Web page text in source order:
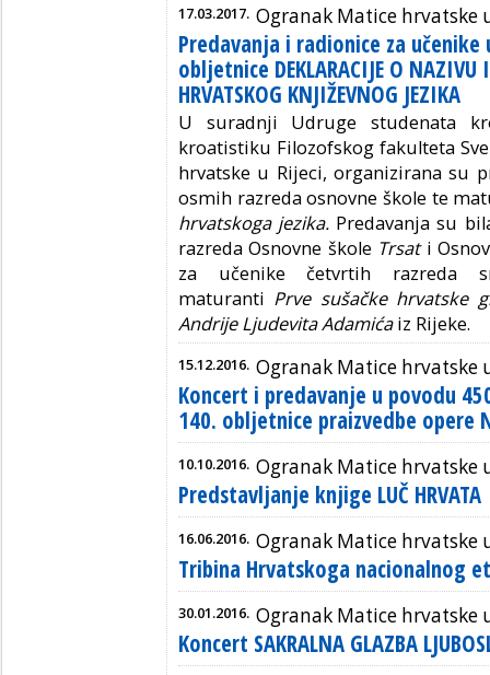
17.03.2017. Ogranak Matice hrvatske
Predavanja i radionice za učenike
obljetnice DEKLARACIJE O NAZIVU
HRVATSKOG KNJIŽEVNOG JEZIKA
U suradnji Udruge studenata
kroatistiku Filozofskog fakulteta
hrvatske u Rijeci, organizirana su
osmih razreda osnovne škole te
hrvatskoga jezika. Predavanja su
razreda Osnovne škole Trsati
za učenike četvrtih razreda
maturanti Prve sušačke hrvatske
Andrije Ljudevita Adamićaiz Rijeke.
15.12.2016. Ogranak Matice hrvatske
Koncert i predavanje u povodu
140. obljetnice praizvedbe opere
10.10.2016. Ogranak Matice hrvatske
Predstavljanje knjige LUČ HRVATA
16.06.2016. Ogranak Matice hrvatske
Tribina Hrvatskoga nacionalnog
30.01.2016. Ogranak Matice hrvatske
Koncert SAKRALNA GLAZBA